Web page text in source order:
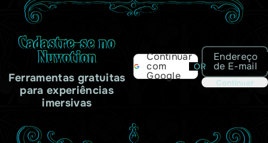
Cadastre-se no
Nuvotion
Ferramentas gratuitas
para experiências
imersivas
Continuar
com
Google
OR
Endereço
de E-mail
Continuar